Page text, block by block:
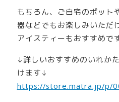
もちろん、ご自宅のポット
器などでもお楽しみいただ
アイスティーもおすすめで
↓詳しいおすすめのいれか
けます↓
https://store.matra.jp/p/